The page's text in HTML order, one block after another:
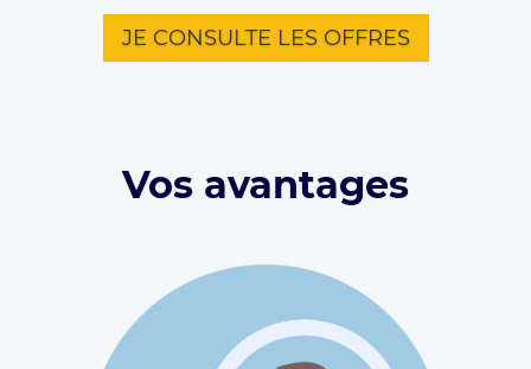
JE CONSULTE LES OFFRES
Vos avantages